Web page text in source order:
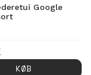
Google
KØB